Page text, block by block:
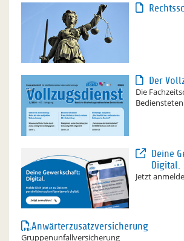
Der
Die
Deine
Digital.
Jetzt
Anwärterzusatzversicherung
Gruppenunfallversicherung